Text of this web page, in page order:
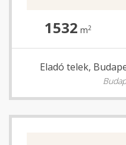
1532 m2
Eladó telek,